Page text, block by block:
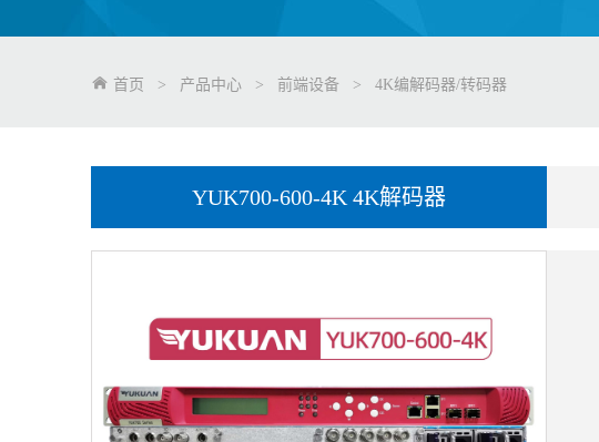
首页 > 产品中心 > 前端设备 > 4K编解码器/转码器
YUK700-600-4K 4K解码器